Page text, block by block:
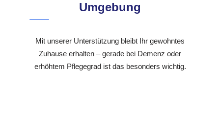
Umgebung
Mit unserer Unterstützung bleibt Ihr gewohntes
Zuhause erhalten – gerade bei Demenz oder
erhöhtem Pflegegrad ist das besonders wichtig.